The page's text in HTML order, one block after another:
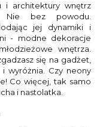
i architektury wnętrz
Nie bez powodu.
jej dynamiki i
- modne dekoracje
wnętrza.
się na gadżet,
wyróżnia. Czy neony
Co więcej, tak samo
i nastolatka.